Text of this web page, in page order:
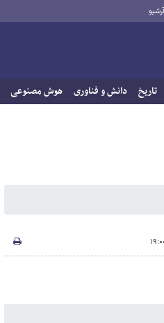
آرشیو
تاریخ دانش و فناوری هوش مصنوعی